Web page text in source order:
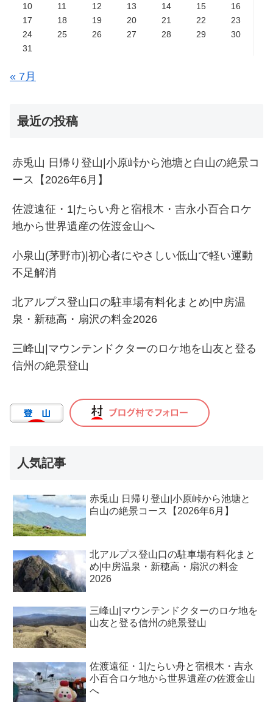
10
11 12 13 14 15
16
17
18 19 20 21 22
23
24
25 26 27 28 29
30
31
« 7月
最近の投稿
赤兎山 日帰り登山|小原峠から池塘と白山の絶景コ
ース【2026年6月】
佐渡遠征・1|たらい舟と宿根木・吉永小百合ロケ
地から世界遺産の佐渡金山へ
小泉山(茅野市)|初心者にやさしい低山で軽い運動
不足解消
北アルプス登山口の駐車場有料化まとめ|中房温
泉・新穂高・扇沢の料金2026
三峰山|マウンテンドクターのロケ地を山友と登る
信州の絶景登山
人気記事
赤兎山 日帰り登山|小原峠から池塘と
白山の絶景コース【2026年6月】
北アルプス登山口の駐車場有料化まと
め|中房温泉・新穂高・扇沢の料金
2026
三峰山|マウンテンドクターのロケ地を
山友と登る信州の絶景登山
佐渡遠征・1|たらい舟と宿根木・吉永
小百合ロケ地から世界遺産の佐渡金山
へ